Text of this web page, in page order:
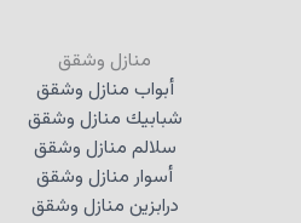
منازل وشقق
أبواب منازل وشقق
شبابيك منازل وشقق
سلالم منازل وشقق
أسوار منازل وشقق
درابزين منازل وشقق